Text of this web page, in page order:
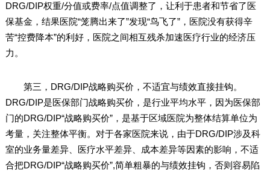
DRG/DIP权重/分值或费率/点值调整了，让利于患者和节省了医
保基金，结果医院“笼腾出来了”发现“鸟飞了”，医院没有获得辛
苦“控费降本”的利好，医院之间相互残杀加速医疗行业的经济压
力。
第三，DRG/DIP战略购买价，不适宜与绩效直接挂钩。
DRG/DIP是医保部门战略购买价，是行业平均水平，因为医保部
门的DRG/DIP“战略购买价”，是基于区域医院为整体结算单位为
考量，关注整体平衡。对于各家医院来说，由于DRG/DIP涉及科
室的业务量差异、医疗水平差异、成本差异等因素的影响，不适
合把DRG/DIP“战略购买价”,简单粗暴的与绩效挂钩，否则容易陷